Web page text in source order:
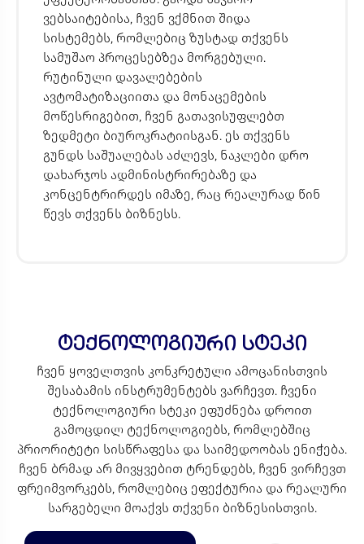
ვებსაიტებისა, ჩვენ ვქმნით შიდა
სისტემებს, რომლებიც ზუსტად თქვენს
სამუშაო პროცესებზეა მორგებული.
რუტინული დავალებების
ავტომატიზაციითა და მონაცემების
მოწესრიგებით, ჩვენ გათავისუფლებთ
ზედმეტი ბიუროკრატიისგან. ეს თქვენს
გუნდს საშუალებას აძლევს, ნაკლები დრო
დახარჯოს ადმინისტრირებაზე და
კონცენტრირდეს იმაზე, რაც რეალურად წინ
წევს თქვენს ბიზნესს.
ტექნოლოგიური სტეკი
ჩვენ ყოველთვის კონკრეტული ამოცანისთვის
შესაბამის ინსტრუმენტებს ვარჩევთ. ჩვენი
ტექნოლოგიური სტეკი ეფუძნება დროით
გამოცდილ ტექნოლოგიებს, რომლებშიც
პრიორიტეტი სისწრაფესა და საიმედოობას ენიჭება.
ჩვენ ბრმად არ მივყვებით ტრენდებს, ჩვენ ვირჩევთ
ფრეიმვორკებს, რომლებიც ეფექტურია და რეალური
სარგებელი მოაქვს თქვენი ბიზნესისთვის.